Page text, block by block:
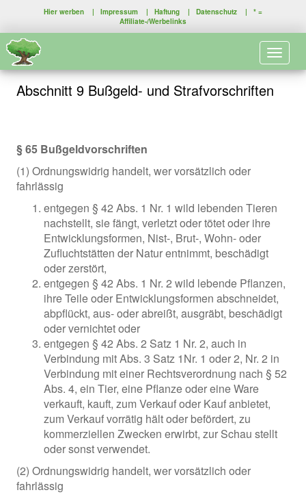
Hier werben | Impressum | Haftung | Datenschutz | * =
Affiliate-/Werbelinks
Abschnitt 9 Bußgeld- und Strafvorschriften
§ 65 Bußgeldvorschriften
(1) Ordnungswidrig handelt, wer vorsätzlich oder
fahrlässig
entgegen § 42 Abs. 1 Nr. 1 wild lebenden Tieren
nachstellt, sie fängt, verletzt oder tötet oder ihre
Entwicklungsformen, Nist-, Brut-, Wohn- oder
Zufluchtstätten der Natur entnimmt, beschädigt
oder zerstört,
entgegen § 42 Abs. 1 Nr. 2 wild lebende Pflanzen,
ihre Teile oder Entwicklungsformen abschneidet,
abpflückt, aus- oder abreißt, ausgräbt, beschädigt
oder vernichtet oder
entgegen § 42 Abs. 2 Satz 1 Nr. 2, auch in
Verbindung mit Abs. 3 Satz 1Nr. 1 oder 2, Nr. 2 in
Verbindung mit einer Rechtsverordnung nach § 52
Abs. 4, ein Tier, eine Pflanze oder eine Ware
verkauft, kauft, zum Verkauf oder Kauf anbietet,
zum Verkauf vorrätig hält oder befördert, zu
kommerziellen Zwecken erwirbt, zur Schau stellt
oder sonst verwendet.
(2) Ordnungswidrig handelt, wer vorsätzlich oder
fahrlässig